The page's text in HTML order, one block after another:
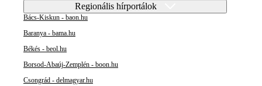
Regionális hírportálok
Bács-Kiskun - baon.hu
Baranya - bama.hu
Békés - beol.hu
Borsod-Abaúj-Zemplén - boon.hu
Csongrád - delmagyar.hu